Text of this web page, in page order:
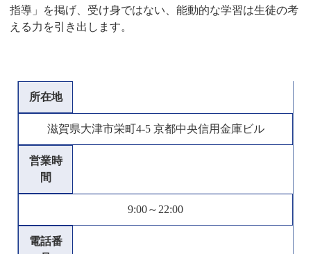
指導」を掲げ、受け身ではない、能動的な学習は生徒の考
える力を引き出します。
所在地
滋賀県大津市栄町4-5 京都中央信用金庫ビル
営業時
間
9:00～22:00
電話番